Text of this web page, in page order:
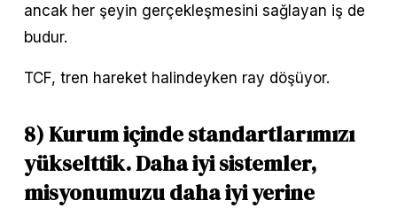
ancak her şeyin gerçekleşmesini sağlayan iş de
budur.
TCF, tren hareket halindeyken ray döşüyor.
8) Kurum içinde standartlarımızı
yükselttik. Daha iyi sistemler,
misyonumuzu daha iyi yerine